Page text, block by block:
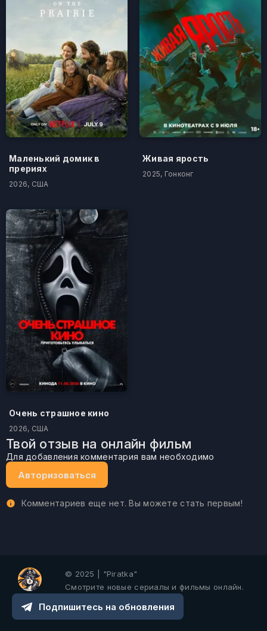
Маленький домик в
прериях
2026, США
Живая ярость
2025, Гонконг
Очень страшное кино
2026, США
Твой отзыв на онлайн фильм
Для добавления комментария вам необходимо
Авторизоваться
Комментариев еще нет. Вы можете стать первым!
© 2025 | "Piratka"
Смотрите новые сериалы и фильмы онлайн.
Подпишитесь на обновления